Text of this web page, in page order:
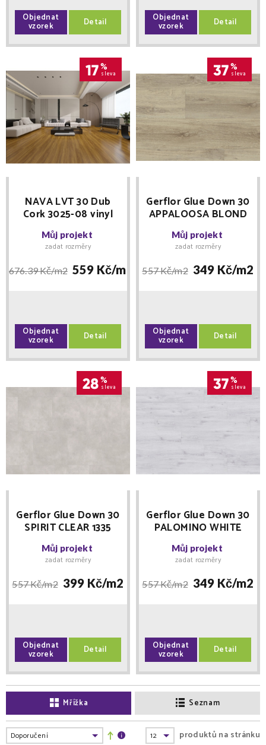
Objednat
vzorek Detail Objednat
vzorek Detail
17%
sleva
NAVA LVT 30 Dub
Cork 3025-08 vinyl
lepený
Můj projekt
zadat rozměry
676.39 Kč/m2 559 Kč/m2
Objednat
vzorek Detail
37%
sleva
Gerflor Glue Down 30
APPALOOSA BLOND
1332 vinylová podlaha
lepená
Můj projekt
zadat rozměry
557 Kč/m2 349 Kč/m2
Objednat
vzorek Detail
28%
sleva
Gerflor Glue Down 30
SPIRIT CLEAR 1335
vinylová podlaha
lepená
Můj projekt
zadat rozměry
557 Kč/m2 399 Kč/m2
Objednat
vzorek Detail
37%
sleva
Gerflor Glue Down 30
PALOMINO WHITE
1331 vinylová podlaha
lepená
Můj projekt
zadat rozměry
557 Kč/m2 349 Kč/m2
Objednat
vzorek Detail
Mřížka Seznam
produktů na stránku